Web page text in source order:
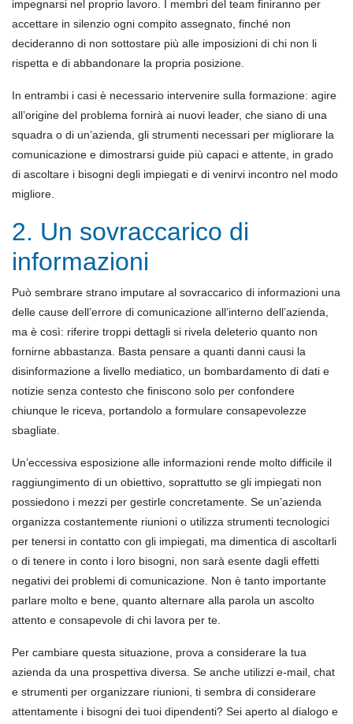
impegnarsi nel proprio lavoro. I membri del team finiranno per
accettare in silenzio ogni compito assegnato, finché non
decideranno di non sottostare più alle imposizioni di chi non li
rispetta e di abbandonare la propria posizione.
In entrambi i casi è necessario intervenire sulla formazione: agire
all’origine del problema fornirà ai nuovi leader, che siano di una
squadra o di un’azienda, gli strumenti necessari per migliorare la
comunicazione e dimostrarsi guide più capaci e attente, in grado
di ascoltare i bisogni degli impiegati e di venirvi incontro nel modo
migliore.
2. Un sovraccarico di
informazioni
Può sembrare strano imputare al sovraccarico di informazioni una
delle cause dell’errore di comunicazione all’interno dell’azienda,
ma è così: riferire troppi dettagli si rivela deleterio quanto non
fornirne abbastanza. Basta pensare a quanti danni causi la
disinformazione a livello mediatico, un bombardamento di dati e
notizie senza contesto che finiscono solo per confondere
chiunque le riceva, portandolo a formulare consapevolezze
sbagliate.
Un’eccessiva esposizione alle informazioni rende molto difficile il
raggiungimento di un obiettivo, soprattutto se gli impiegati non
possiedono i mezzi per gestirle concretamente. Se un’azienda
organizza costantemente riunioni o utilizza strumenti tecnologici
per tenersi in contatto con gli impiegati, ma dimentica di ascoltarli
o di tenere in conto i loro bisogni, non sarà esente dagli effetti
negativi dei problemi di comunicazione. Non è tanto importante
parlare molto e bene, quanto alternare alla parola un ascolto
attento e consapevole di chi lavora per te.
Per cambiare questa situazione, prova a considerare la tua
azienda da una prospettiva diversa. Se anche utilizzi e-mail, chat
e strumenti per organizzare riunioni, ti sembra di considerare
attentamente i bisogni dei tuoi dipendenti? Sei aperto al dialogo e